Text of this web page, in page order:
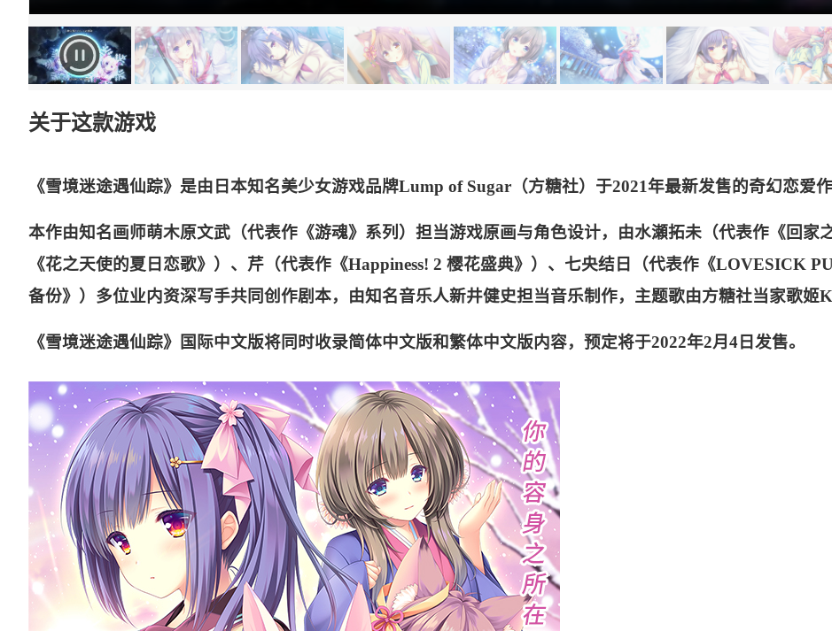
关于这款游戏
《雪境迷途遇仙踪》是由日本知名美少女游戏品牌Lump of Sugar（方糖社）于2021年最新发售的奇幻恋爱作
本作由知名画师萌木原文武（代表作《游魂》系列）担当游戏原画与角色设计，由水瀬拓未（代表作《回家
《花之天使的夏日恋歌》）、芹（代表作《Happiness! 2 樱花盛典》）、七央结日（代表作《LOVESICK
备份》）多位业内资深写手共同创作剧本，由知名音乐人新井健史担当音乐制作，主题歌由方糖社当家歌姬
《雪境迷途遇仙踪》国际中文版将同时收录简体中文版和繁体中文版内容，预定将于2022年2月4日发售。